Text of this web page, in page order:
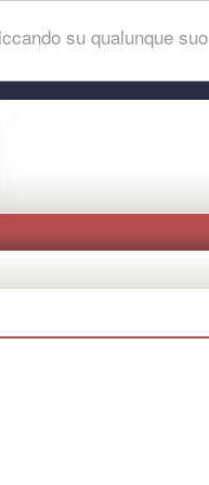
su qualunque suo